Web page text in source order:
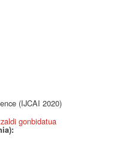
(IJCAI 2020)
gonbidatua